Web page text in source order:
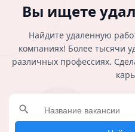
Вы ищете
Найдите удаленную
компаниях! Более тысячи
различных профессиях.
search